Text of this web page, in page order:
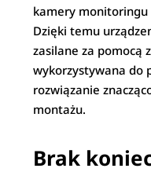
kamery monitoringu
Dzięki temu
zasilane za pomocą
wykorzystywana do
rozwiązanie
montażu.
Brak